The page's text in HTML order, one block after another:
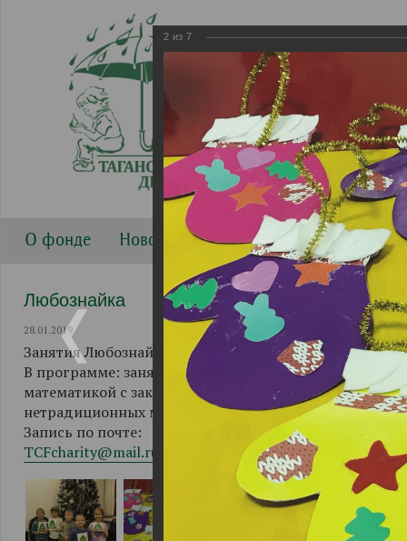
О фонде Новости Направления работы
Любознайка
28.01.2019
Занятия Любознайки проходят в 17:00 по вторникам
В программе: занятие с логопедом, развитие
математикой с закреплением в творчестве с
нетрадиционных материалов.
Запись по почте:
TCFcharity@mail.ru
2 из 7